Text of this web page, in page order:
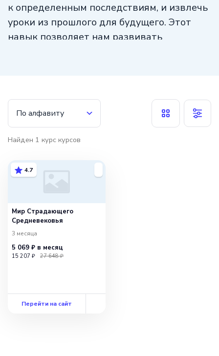
к определенным последствиям, и извлечь
уроки из прошлого для будущего. Этот
навык позволяет нам развивать
Анализ мировых событий в историческом
аспекте помогает нам не только понять
прошлое, но и прогнозировать возможные
Этот навык является неотъемлемой
и аналитическими гражданами.
По алфавиту
Найден 1 курс курсов
4.7
Мир Страдающего
Средневековья
3 месяца
5 069 ₽ в месяц
15 207 ₽ 27 648 ₽
Перейти на сайт